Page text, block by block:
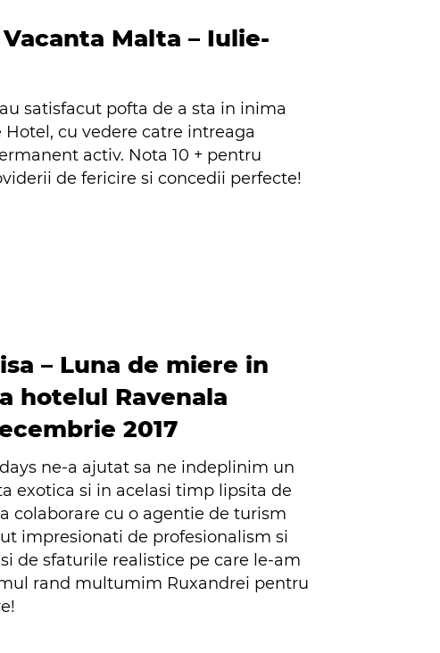
Malta – Iulie-
satisfacut pofta de a sta in inima
cu vedere catre intreaga
activ. Nota 10 + pentru
de fericire si concedii perfecte!
– Luna de miere in
hotelul Ravenala
2017
ne-a ajutat sa ne indeplinim un
exotica si in acelasi timp lipsita de
colaborare cu o agentie de turism
impresionati de profesionalism si
de sfaturile realistice pe care le-am
rand multumim Ruxandrei pentru